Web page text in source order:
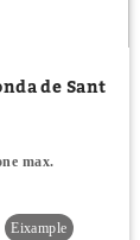
de Sant
max.
Eixample